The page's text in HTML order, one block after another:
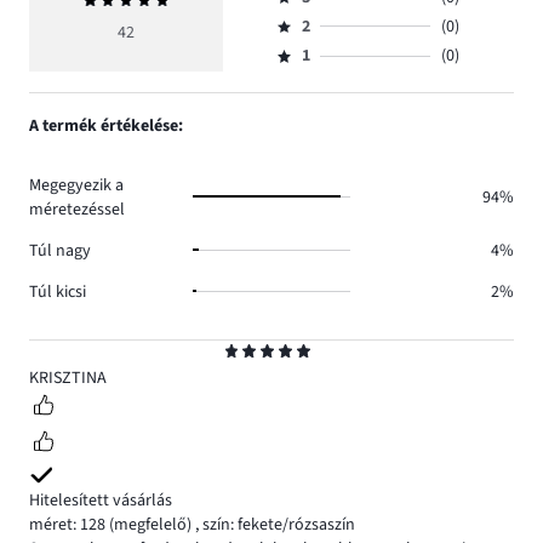
5
KRISZTINA
Hitelesített vásárlás
méret: 128 (megfelelő) ,szín: fekete/rózsaszín
értékelés
42
száma
42.
szavazatok
száma
Osztályzat
3,
szavazatok
Osztályzat
2,
2
(0)
Osztályzat
1,
1 (0)
A termék értékelése:
Megegyezik a
méretezéssel
94%
Túl nagy
4%
Túl kicsi
2%